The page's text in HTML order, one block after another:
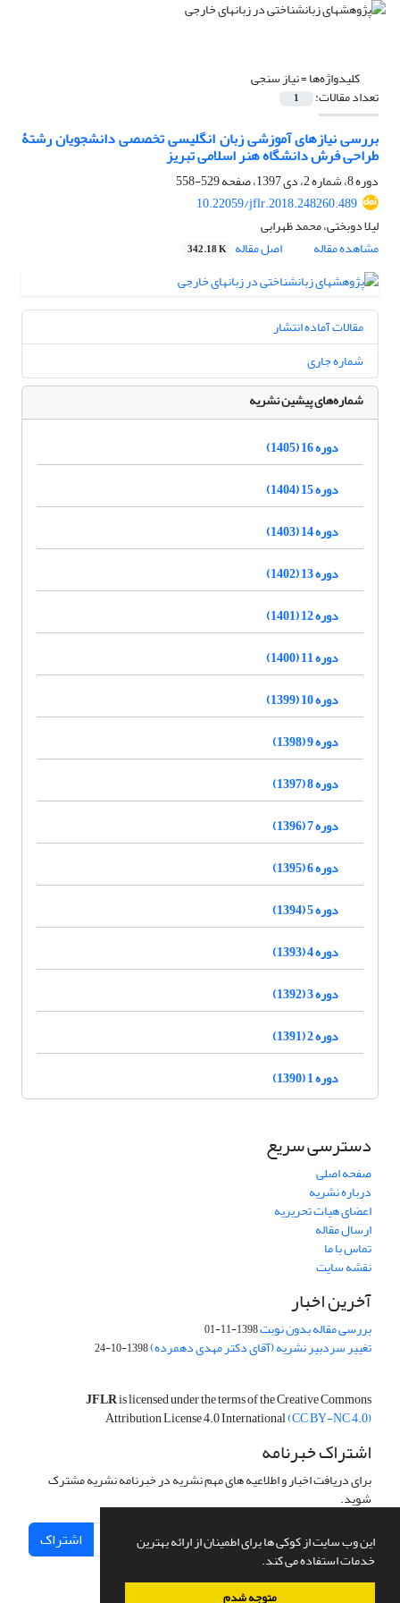
این وب سایت از کوکی ها برای اطمینان از ارائه بهترین
خدمات استفاده می کند.
متوجه شدم
کلیدواژه‌ها =نیاز سنجی
تعداد مقالات: 1
بررسی نیازهای آموزشی زبان انگلیسی تخصصی دانشجویان رشتۀ
طراحی فرش دانشگاه هنر اسلامی تبریز
دوره 8، شماره 2، دی 1397، صفحه
529-558
10.22059/jflr.2018.248260.489
لیلا دوبختی، محمد ظهرابی
مشاهده مقاله
اصل مقاله 342.18 K
مقالات آماده انتشار
شماره جاری
شماره‌های پیشین نشریه
دوره 16 (1405)
دوره 15 (1404)
دوره 14 (1403)
دوره 13 (1402)
دوره 12 (1401)
دوره 11 (1400)
دوره 10 (1399)
دوره 9 (1398)
دوره 8 (1397)
دوره 7 (1396)
دوره 6 (1395)
دوره 5 (1394)
دوره 4 (1393)
دوره 3 (1392)
دوره 2 (1391)
دوره 1 (1390)
دسترسی سریع
صفحه اصلی
درباره نشریه
اعضای هیات تحریریه
ارسال مقاله
تماس با ما
نقشه سایت
آخرین اخبار
بررسی مقاله بدون نوبت1398-11-01
تغییر سردبیر نشریه (آقای دکتر مهدی دهمرده)1398-10-24
JFLRis licensed under the terms of the Creative Commons
Attribution License 4.0 International(CC BY-NC 4.0)
اشتراک خبرنامه
برای دریافت اخبار و اطلاعیه های مهم نشریه در خبرنامه نشریه مشترک
شوید.
اشتراک